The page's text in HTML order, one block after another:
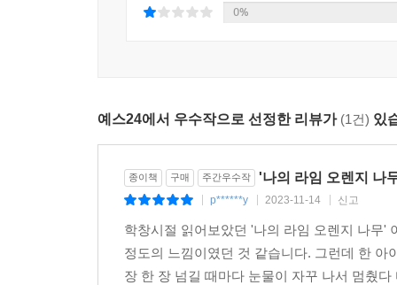
0%
예스24에서 우수작으로 선정한 리뷰가 (1건) 있
종이책 구매 주간우수작 '나의 라임 오렌지 나
p******y 2023-11-14 신고
학창시절 읽어보았던 '나의 라임 오렌지 나무'
정도의 느낌이였던 것 같습니다. 그런데 한
장 한 장 넘길 때마다 눈물이 자꾸 나서 멈췄